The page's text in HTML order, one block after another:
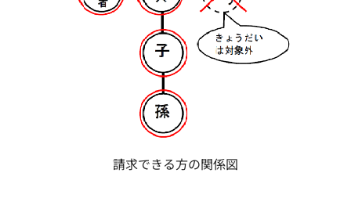
請求できる方の関係図